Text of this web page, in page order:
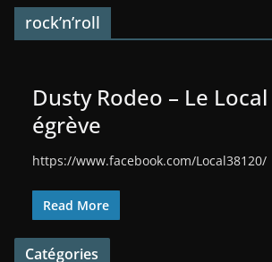
rock’n’roll
Dusty Rodeo – Le Local
égrève
https://www.facebook.com/Local38120/
Read More
Catégories